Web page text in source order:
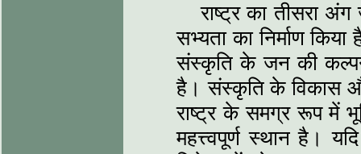
राष्ट्र का तीसरा
सभ्यता का निर्माण
संस्कृति के जन की
है। संस्कृति के विकास और
राष्ट्र के समग्र रूप में
महत्त्वपूर्ण स्थान है।